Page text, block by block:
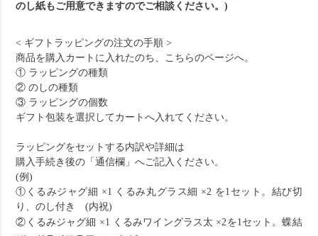
のし紙もご用意できますのでご相談ください。)
< ギフトラッピングの注文の手順 >
商品を購入カートに入れたのち、こちらのページへ。
① ラッピングの種類
② のしの種類
③ ラッピングの個数
ギフト包装を選択してカートへ入れてください。
ラッピングをセットする内訳や詳細は
購入手続き後の「通信欄」へご記入ください。
(例)
①くるみジャグ細 ×1 くるみ丸グラス細 ×2 を1セット。結び切
り、のし付き (内祝)
②くるみジャグ細 ×1 くるみワイングラス太 ×2を1セット。蝶結